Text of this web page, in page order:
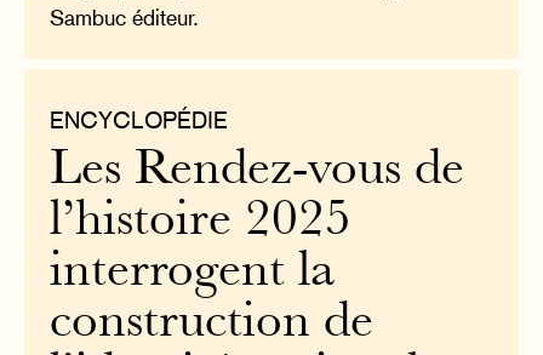
Sambuc éditeur.
ENCYCLOPÉDIE
Les Rendez-vous de
l’histoire 2025
interrogent la
construction de